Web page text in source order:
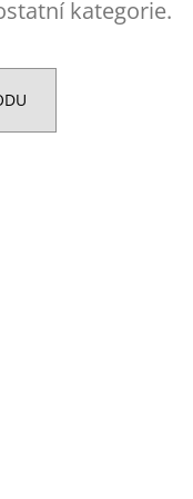
kategorie.
PROTEIN BAR 85 G